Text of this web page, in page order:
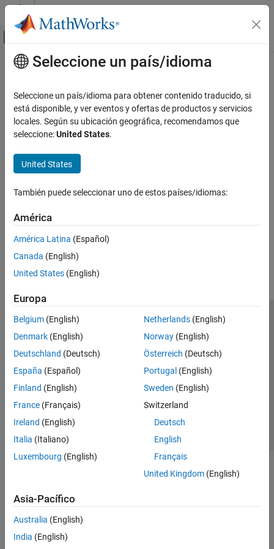
Saltar al contenido
Mostrar/ocultar menú de navegación
Inicio de Documentación
Contenido principal
¿Qué tan útil fue esta traducción?
Seleccione un país/idioma
Seleccione un país/idioma para obtener contenido traducido, si
está disponible, y ver eventos y ofertas de productos y servicios
locales. Según su ubicación geográfica, recomendamos que
seleccione:United States.
United States
También puede seleccionar uno de estos países/idiomas:
América
América Latina (Español)
Canada (English)
United States (English)
Europa
Belgium (English)
Denmark (English)
Deutschland (Deutsch)
España (Español)
Finland (English)
France (Français)
Ireland (English)
Italia (Italiano)
Luxembourg (English)
Netherlands(English)
Norway(English)
Österreich (Deutsch)
Portugal (English)
Sweden (English)
Switzerland
Deutsch
English
Français
United Kingdom(English)
Asia-Pacífico
Australia (English)
India (English)
Centro de confianza
Marcas comerciales
Política de privacidad
Antipiratería
Estado de las aplicaciones
Información de contacto
© 1994-2026 The MathWorks, Inc.
Seleccione un país/